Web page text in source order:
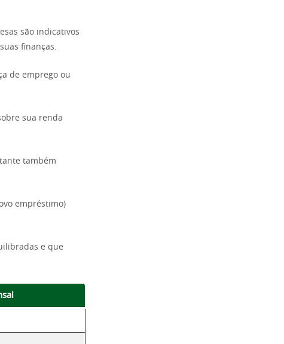
são indicativos
finanças.
de emprego ou
sua renda
também
empréstimo)
e que